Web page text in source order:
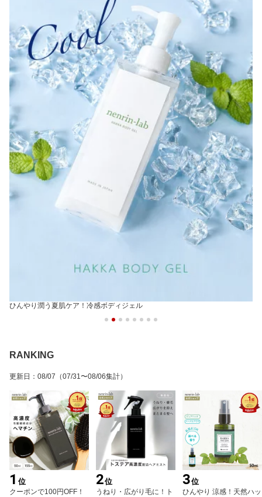
ひんやり潤う夏肌ケア！冷感ボディジェル
RANKING
更新日 ： 08/07 （07/31〜08/06集計）
1 位
クーポンで100円OFF！
2位
うねり・広がり毛に！ト
3位
ひんやり 涼感！天然ハッ